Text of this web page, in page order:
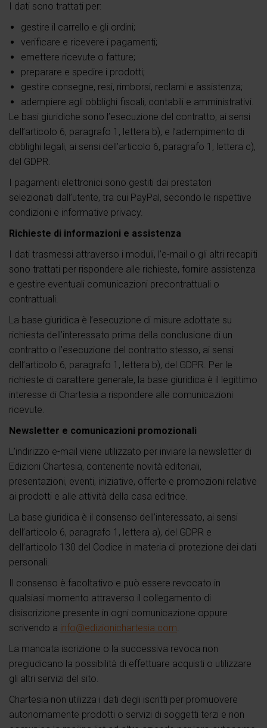
I dati sono trattati per:
gestire il carrello e gli ordini;
verificare e ricevere i pagamenti;
emettere ricevute o fatture;
preparare e spedire i prodotti;
gestire consegne, resi, rimborsi, reclami e assistenza;
adempiere agli obblighi fiscali, contabili e amministrativi.
Le basi giuridiche sono l’esecuzione del contratto, ai sensi
dell’articolo 6, paragrafo 1, lettera b), e l’adempimento di
obblighi legali, ai sensi dell’articolo 6, paragrafo 1, lettera c),
del GDPR.
I pagamenti elettronici sono gestiti dai prestatori
selezionati dall’utente, tra cui PayPal, secondo le rispettive
condizioni e informative privacy.
Richieste di informazioni e assistenza
I dati trasmessi attraverso i moduli, l’e-mail o gli altri recapiti
sono trattati per rispondere alle richieste, fornire assistenza
e gestire eventuali comunicazioni precontrattuali o
contrattuali.
La base giuridica è l’esecuzione di misure adottate su
richiesta dell’interessato prima della conclusione di un
contratto o l’esecuzione del contratto stesso, ai sensi
dell’articolo 6, paragrafo 1, lettera b), del GDPR. Per le
richieste di carattere generale, la base giuridica è il legittimo
interesse di Chartesia a rispondere alle comunicazioni
ricevute.
Newsletter e comunicazioni promozionali
L’indirizzo e-mail viene utilizzato per inviare la newsletter di
Edizioni Chartesia, contenente novità editoriali,
presentazioni, eventi, iniziative, offerte e promozioni relative
ai prodotti e alle attività della casa editrice.
La base giuridica è il consenso dell’interessato, ai sensi
dell’articolo 6, paragrafo 1, lettera a), del GDPR e
dell’articolo 130 del Codice in materia di protezione dei dati
personali.
Il consenso è facoltativo e può essere revocato in
qualsiasi momento attraverso il collegamento di
disiscrizione presente in ogni comunicazione oppure
scrivendo a info@edizionichartesia.com.
La mancata iscrizione o la successiva revoca non
pregiudicano la possibilità di effettuare acquisti o utilizzare
gli altri servizi del sito.
Chartesia non utilizza i dati degli iscritti per promuovere
autonomamente prodotti o servizi di soggetti terzi e non